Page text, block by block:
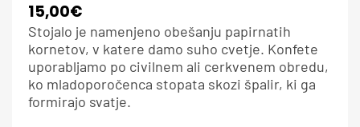
15,00€
Stojalo je namenjeno obešanju papirnatih
kornetov, v katere damo suho cvetje. Konfete
uporabljamo po civilnem ali cerkvenem obredu,
ko mladoporočenca stopata skozi špalir, ki ga
formirajo svatje.